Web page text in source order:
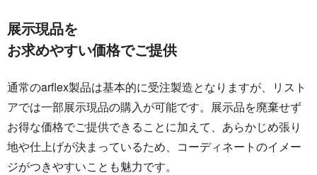
展示現品を
お求めやすい価格でご提供
通常のarflex製品は基本的に受注製造となりますが、リスト
アでは一部展示現品の購入が可能です。展示品を廃棄せず
お得な価格でご提供できることに加えて、あらかじめ張り
地や仕上げが決まっているため、コーディネートのイメー
ジがつきやすいことも魅力です。